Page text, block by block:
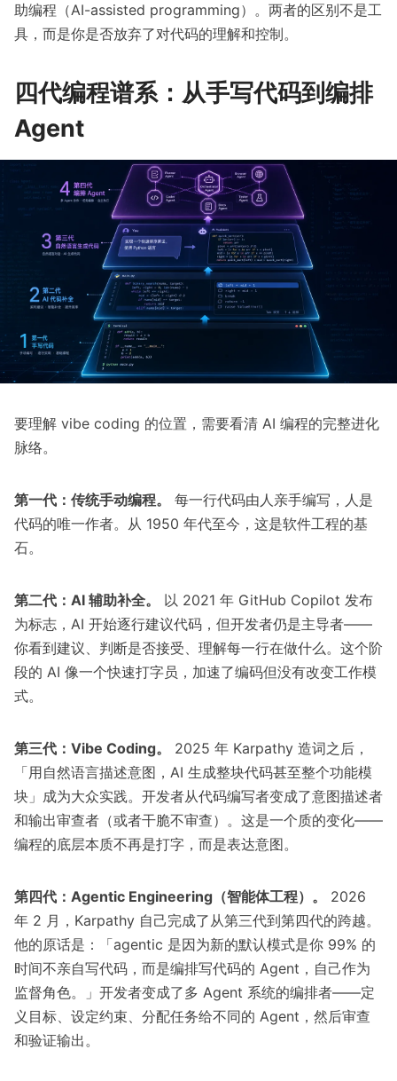
助编程（AI-assisted programming）。两者的区别不是工
具，而是你是否放弃了对代码的理解和控制。
四代编程谱系：从手写代码到编排
Agent
要理解 vibe coding 的位置，需要看清 AI 编程的完整进化
脉络。
第一代：传统手动编程。
每一行代码由人亲手编写，人是
代码的唯一作者。从 1950 年代至今，这是软件工程的基
石。
第二代：AI 辅助补全。 以 2021 年 GitHub Copilot 发布
为标志，AI 开始逐行建议代码，但开发者仍是主导者——
你看到建议、判断是否接受、理解每一行在做什么。这个阶
段的 AI 像一个快速打字员，加速了编码但没有改变工作模
式。
第三代：Vibe Coding。
2025 年 Karpathy 造词之后，
「用自然语言描述意图，AI 生成整块代码甚至整个功能模
块」成为大众实践。开发者从代码编写者变成了意图描述者
和输出审查者（或者干脆不审查）。这是一个质的变化——
编程的底层本质不再是打字，而是表达意图。
第四代：Agentic Engineering（智能体工程）。
2026
年 2 月，Karpathy 自己完成了从第三代到第四代的跨越。
他的原话是 ：「agentic 是因为新的默认模式是你 99% 的
时间不亲自写代码，而是编排写代码的 Agent，自己作为
监督角色。」开发者变成了多 Agent 系统的编排者——定
义目标、设定约束、分配任务给不同的 Agent，然后审查
和验证输出。